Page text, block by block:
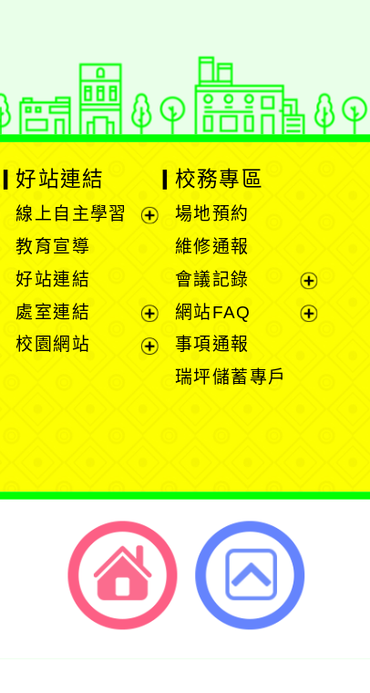
好站連結
線上自主學習
單
教育宣導
好站連結
處室連結
展
校園網站
校務專區
場地預約
維修通報
會議記錄
展
網站FAQ
事項通報
瑞坪儲蓄專戶